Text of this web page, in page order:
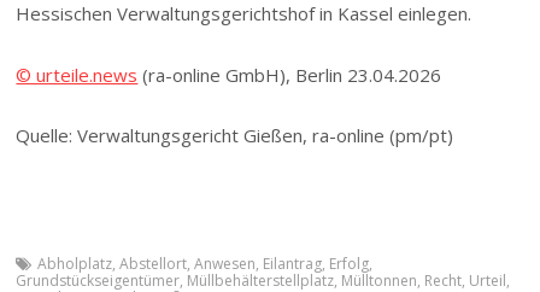
Hessischen Verwal­tungs­ge­richtshof in Kassel einlegen.
© urteile.news (ra-online GmbH), Berlin 23.04.2026
Quelle: Verwaltungsgericht Gießen, ra-online (pm/pt)
Abholplatz,Abstellort,Anwesen, Eilantrag, Erfolg,
Grundstückseigentümer, Müllbe­häl­ter­stellplatz, Mülltonnen, Recht, Urteil,